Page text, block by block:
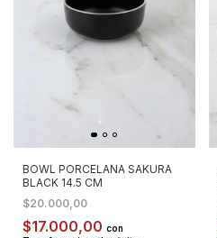
BOWL PORCELANA SAKURA
BLACK 14.5 CM
$20.000,00
$17.000,00 con